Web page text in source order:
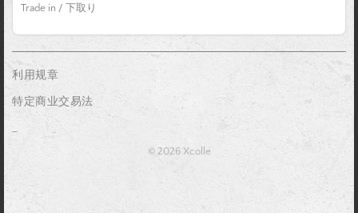
Trade in / 下取り
利用规章
特定商业交易法
© 2026 Xcolle